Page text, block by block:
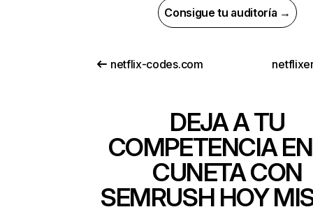
Consigue tu auditoría →
netflix-codes.com
DEJA A TU
COMPETENCIA
CUNETA CON
SEMRUSH HOY